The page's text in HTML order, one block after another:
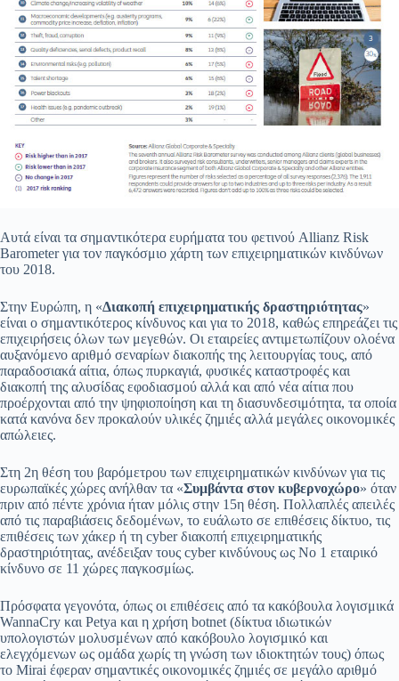
Αυτά είναι τα σημαντικότερα ευρήματα του φετινού Allianz Risk
Barometer για τον παγκόσμιο χάρτη των επιχειρηματικών κινδύνων
του 2018.
Στην Ευρώπη, η «Διακοπή επιχειρηματικής δραστηριότητας»
είναι ο σημαντικότερος κίνδυνος και για το 2018, καθώς επηρεάζει τις
επιχειρήσεις όλων των μεγεθών. Οι εταιρείες αντιμετωπίζουν ολοένα
αυξανόμενο αριθμό σεναρίων διακοπής της λειτουργίας τους, από
παραδοσιακά αίτια, όπως πυρκαγιά, φυσικές καταστροφές και
διακοπή της αλυσίδας εφοδιασμού αλλά και από νέα αίτια που
προέρχονται από την ψηφιοποίηση και τη διασυνδεσιμότητα, τα οποία
κατά κανόνα δεν προκαλούν υλικές ζημιές αλλά μεγάλες οικονομικές
απώλειες.
Στη 2η θέση του βαρόμετρου των επιχειρηματικών κινδύνων για τις
ευρωπαϊκές χώρες ανήλθαν τα «Συμβάντα στον κυβερνοχώρο» όταν
πριν από πέντε χρόνια ήταν μόλις στην 15η θέση. Πολλαπλές απειλές
από τις παραβιάσεις δεδομένων, το ευάλωτο σε επιθέσεις δίκτυο, τις
επιθέσεις των χάκερ ή τη cyber διακοπή επιχειρηματικής
δραστηριότητας, ανέδειξαν τους cyber κινδύνους ως Νο 1 εταιρικό
κίνδυνο σε 11 χώρες παγκοσμίως.
Πρόσφατα γεγονότα, όπως οι επιθέσεις από τα κακόβουλα λογισμικά
WannaCry και Petya και η χρήση botnet (δίκτυα ιδιωτικών
υπολογιστών μολυσμένων από κακόβουλο λογισμικό και
ελεγχόμενων ως ομάδα χωρίς τη γνώση των ιδιοκτητών τους) όπως
το Mirai έφεραν σημαντικές οικονομικές ζημιές σε μεγάλο αριθμό